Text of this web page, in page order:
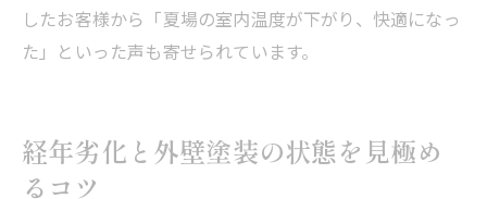
したお客様から「夏場の室内温度が下がり、快適になっ
た」といった声も寄せられています。
経年劣化と外壁塗装の状態を見極め
るコツ